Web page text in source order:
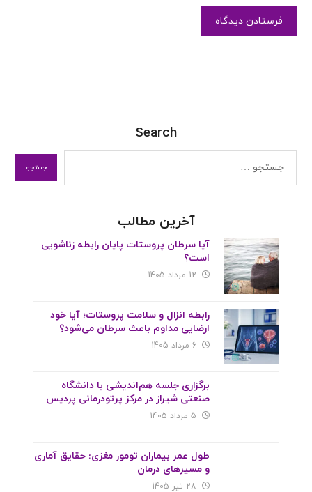
Search
آخرین مطالب
آیا سرطان پروستات پایان رابطه زناشویی
است؟
12 مرداد 1405
رابطه انزال و سلامت پروستات؛ آیا خود
ارضایی مداوم باعث سرطان می‌شود؟
6 مرداد 1405
برگزاری جلسه هم‌اندیشی با دانشگاه
صنعتی شیراز در مرکز پرتودرمانی پردیس
5 مرداد 1405
طول عمر بیماران تومور مغزی؛ حقایق آماری
و مسیرهای درمان
28 تیر 1405